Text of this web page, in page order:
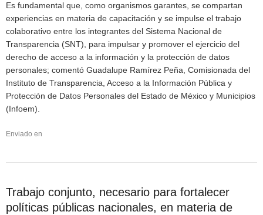
Es fundamental que, como organismos garantes, se compartan
experiencias en materia de capacitación y se impulse el trabajo
colaborativo entre los integrantes del Sistema Nacional de
Transparencia (SNT), para impulsar y promover el ejercicio del
derecho de acceso a la información y la protección de datos
personales; comentó Guadalupe Ramírez Peña, Comisionada del
Instituto de Transparencia, Acceso a la Información Pública y
Protección de Datos Personales del Estado de México y Municipios
(Infoem).
Enviado en
Trabajo conjunto, necesario para fortalecer
políticas públicas nacionales, en materia de